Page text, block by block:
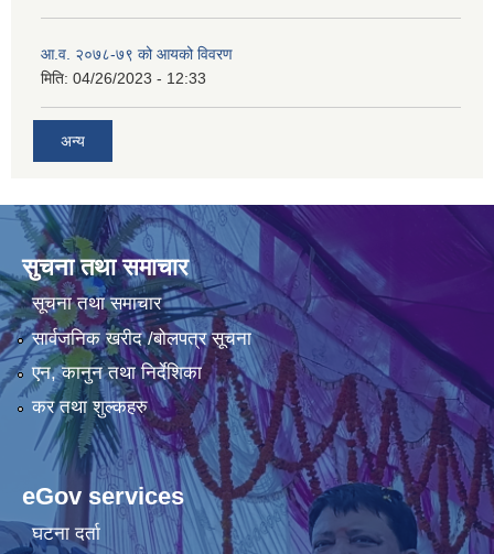
आ.व. २०७८-७९ को आयको विवरण
मिति: 04/26/2023 - 12:33
अन्य
सुचना तथा समाचार
सूचना तथा समाचार
सार्वजनिक खरीद /बोलपत्र सूचना
एन, कानुन तथा निर्देशिका
कर तथा शुल्कहरु
eGov services
घटना दर्ता